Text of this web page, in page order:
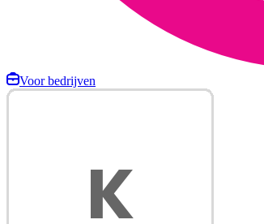
Voor bedrijven